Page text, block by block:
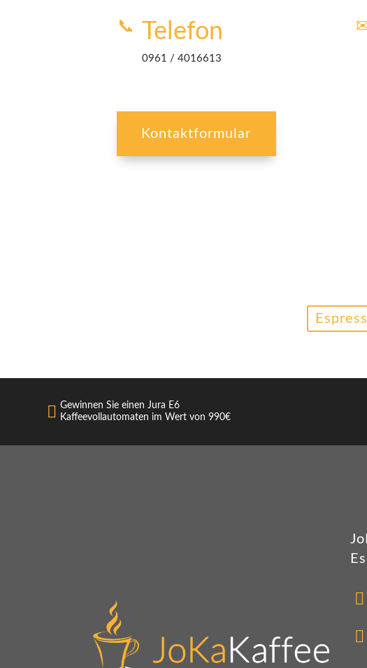
Telefon
0961 / 4016613
Kontaktformular
Gewinnen Sie einen Jura E6
Kaffeevollautomaten im Wert von 990€